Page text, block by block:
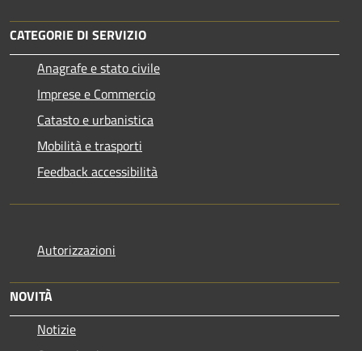
CATEGORIE DI SERVIZIO
Anagrafe e stato civile
Imprese e Commercio
Catasto e urbanistica
Mobilità e trasporti
Feedback accessibilità
Autorizzazioni
NOVITÀ
Notizie